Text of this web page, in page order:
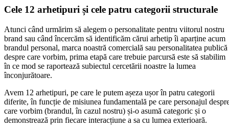
Cele 12 arhetipuri și cele patru categorii structurale
Atunci când urmărim să alegem o personalitate pentru viitorul nostru
brand sau când încercăm să identificăm cărui arhetip îi aparține acum
brandul personal, marca noastră comercială sau personalitatea publică
despre care vorbim, prima etapă care trebuie parcursă este să stabilim
în ce mod se raportează subiectul cercetării noastre la lumea
înconjurătoare.
Avem 12 arhetipuri, pe care le putem așeza ușor în patru categorii
diferite, în funcție de misiunea fundamentală pe care personajul
care vorbim (brandul, în cazul nostru) și-o asumă categoric și o
demonstrează prin fiecare interacțiune a sa cu lumea exterioară.